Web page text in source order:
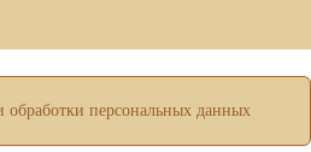
персональных данных
ХОРОШО